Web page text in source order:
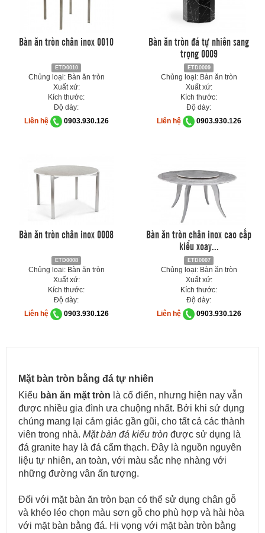
Bàn ăn tròn chân inox 0010
ETD0010
Chủng loại: Bàn ăn tròn
Xuất xứ:
Kích thước:
Độ dày:
Liên hệ
0903.930.126
Bàn ăn tròn đá tự nhiên sang
trọng 0009
ETD0009
Chủng loại: Bàn ăn tròn
Xuất xứ:
Kích thước:
Độ dày:
Liên hệ
0903.930.126
Bàn ăn tròn chân inox 0008
ETD0008
Chủng loại: Bàn ăn tròn
Xuất xứ:
Kích thước:
Độ dày:
Liên hệ
0903.930.126
Bàn ăn tròn chân inox cao cấp
kiểu xoay...
ETD0007
Chủng loại: Bàn ăn tròn
Xuất xứ:
Kích thước:
Độ dày:
Liên hệ
0903.930.126
Mặt bàn tròn bằng đá tự nhiên
Kiểu bàn ăn mặt tròn là cổ điển, nhưng hiện nay vẫn
được nhiều gia đình ưa chuộng nhất. Bởi khi sử dụng
chúng mang lại cảm giác gần gũi, cho tất cả các thành
viên trong nhà. Mặt bàn đá kiểu tròn được sử dụng là
đá granite hay là đá cẩm thạch. Đây là nguồn nguyên
liệu tự nhiên, an toàn, với màu sắc nhẹ nhàng với
những đường vân ấn tượng.
Đối với mặt bàn ăn tròn bạn có thể sử dụng chân gỗ
và khéo léo chọn màu sơn gỗ cho phù hợp và hài hòa
với mặt bàn bằng đá. Hi vọng với mặt bàn tròn bằng